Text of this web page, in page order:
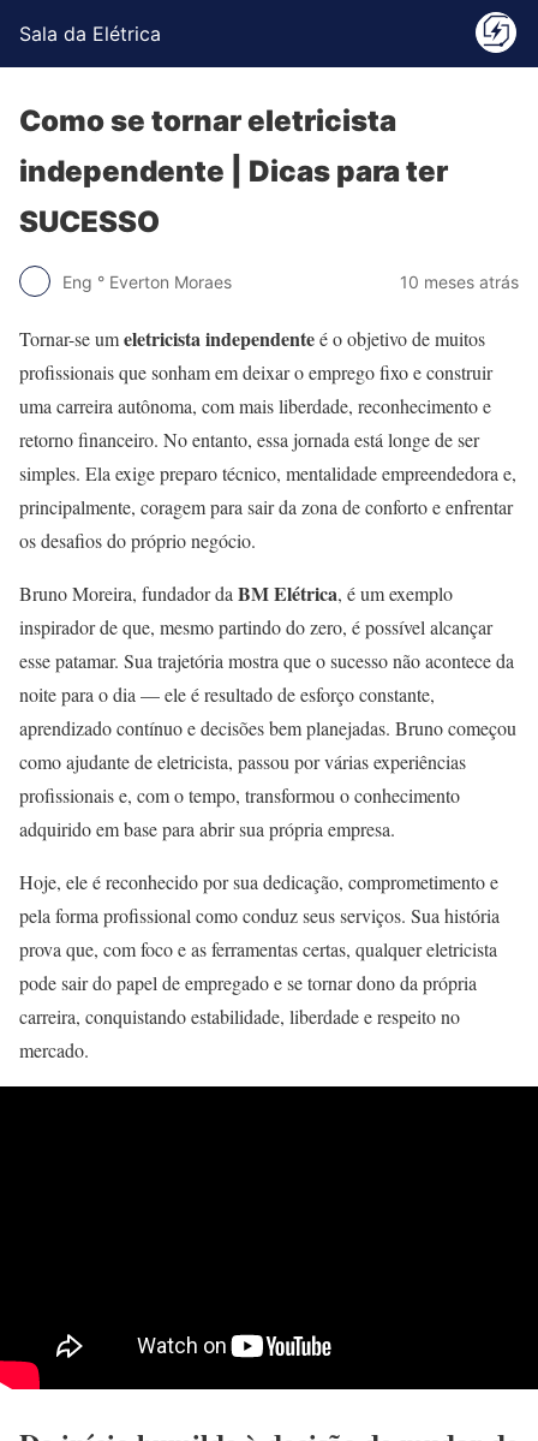
Sala da Elétrica
Como se tornar eletricista
independente | Dicas para ter
SUCESSO
Eng ° Everton Moraes 10 meses atrás
Tornar-se umeletricista independenteé o objetivo de muitos
profissionais que sonham em deixar o emprego fixo e construir
uma carreira autônoma, com mais liberdade, reconhecimento e
retorno financeiro. No entanto, essa jornada está longe de ser
simples. Ela exige preparo técnico, mentalidade empreendedora e,
principalmente, coragem para sair da zona de conforto e enfrentar
os desafios do próprio negócio.
Bruno Moreira, fundador da BM Elétrica, é um exemplo
inspirador de que, mesmo partindo do zero, é possível alcançar
esse patamar. Sua trajetória mostra que o sucesso não acontece da
noite para o dia — ele é resultado de esforço constante,
aprendizado contínuo e decisões bem planejadas. Bruno começou
como ajudante de eletricista, passou por várias experiências
profissionais e, com o tempo, transformou o conhecimento
adquirido em base para abrir sua própria empresa.
Hoje, ele é reconhecido por sua dedicação, comprometimento e
pela forma profissional como conduz seus serviços. Sua história
prova que, com foco e as ferramentas certas, qualquer eletricista
pode sair do papel de empregado e se tornar dono da própria
carreira, conquistando estabilidade, liberdade e respeito no
mercado.